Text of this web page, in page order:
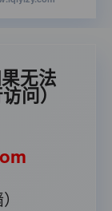
果无法
问）